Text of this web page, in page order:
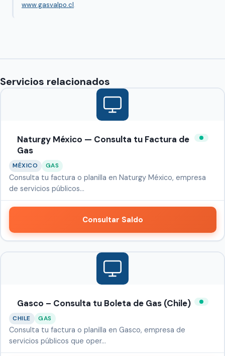
www.gasvalpo.cl.
Servicios relacionados
Naturgy México — Consulta tu Factura de
Gas
MÉXICO GAS
Consulta tu factura o planilla en Naturgy México, empresa
de servicios públicos…
Consultar Saldo
Gasco – Consulta tu Boleta de Gas (Chile)
CHILE GAS
Consulta tu factura o planilla en Gasco, empresa de
servicios públicos que oper…